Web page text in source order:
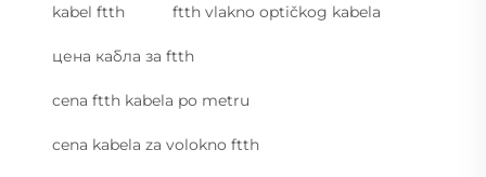
kabel ftth ftth vlakno optičkog kabela
цена кабла за ftth
cena ftth kabela po metru
cena kabela za volokno ftth